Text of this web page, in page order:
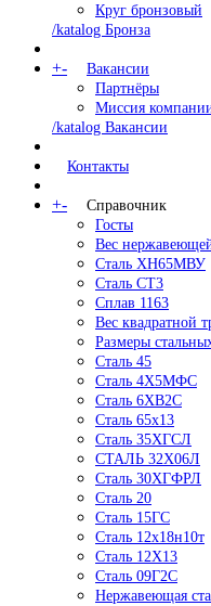
Круг бронзовый
/katalog Бронза
+-
Вакансии
Партнёры
Миссия
/katalog Вакансии
Контакты
+-
Справочник
Госты
Вес
Сталь ХН65МВУ
Сталь СТ3
Сплав 1163
Вес квадратной
Размеры
Сталь 45
Сталь 4Х5МФС
Сталь 6ХВ2С
Сталь 65х13
Сталь 35ХГСЛ
СТАЛЬ 32Х06Л
Сталь 30ХГФРЛ
Сталь 20
Сталь 15ГС
Сталь 12х18н10т
Сталь 12Х13
Сталь 09Г2С
Нержавеющая